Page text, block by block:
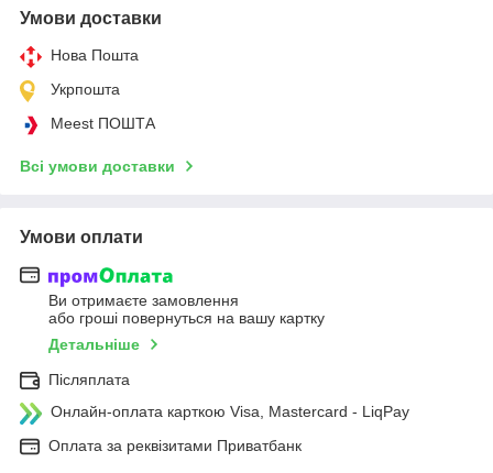
Умови доставки
Нова Пошта
Укрпошта
Meest ПОШТА
Всі умови доставки
Умови оплати
Ви отримаєте замовлення
або гроші повернуться на вашу картку
Детальніше
Післяплата
Онлайн-оплата карткою Visa, Mastercard - LiqPay
Оплата за реквізитами Приватбанк